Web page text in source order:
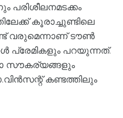
പരിശീലനമടക്കം
കൂരാച്ചുണ്ടിലെ
വരുമെന്നാണ് ടൗൺ
പറയുന്നത്.
സൗകര്യങ്ങളും
കണ്ടത്തിലും